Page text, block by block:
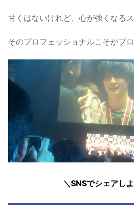
甘くはないけれど、心が強くなるス
そのプロフェッショナルこそがプロ
＼SNSでシェアし